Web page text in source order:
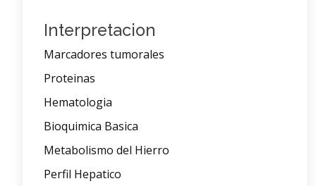
Interpretacion
Marcadores tumorales
Proteinas
Hematologia
Bioquimica Basica
Metabolismo del Hierro
Perfil Hepatico